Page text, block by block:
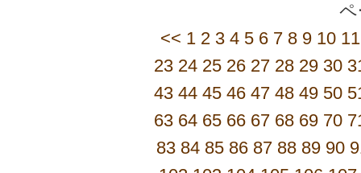
<< 1 2 3 4 5 6 7 8 9 10 11
23 24 25 26 27 28 29 30
43 44 45 46 47 48 49 50
63 64 65 66 67 68 69 70
83 84 85 86 87 88 89 90